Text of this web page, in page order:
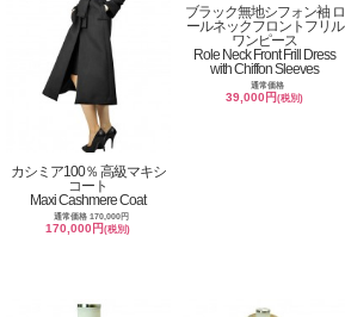
カシミア100％ 高級マキシ
コート
Maxi Cashmere Coat
通常価格 170,000円
170,000円(税別)
ブラック無地シフォン袖 ロ
ールネックフロントフリル
ワンピース
Role Neck Front Frill Dress
with Chiffon Sleeves
通常価格
39,000円(税別)